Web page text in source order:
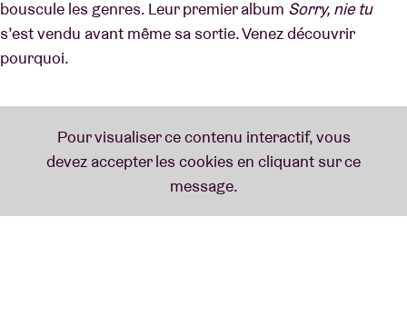
bouscule les genres. Leur premier album Sorry, nie tu
s’est vendu avant même sa sortie. Venez découvrir
pourquoi.